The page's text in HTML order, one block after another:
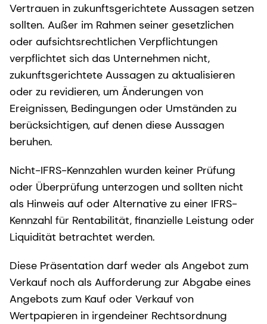
Vertrauen in zukunftsgerichtete Aussagen setzen
sollten. Außer im Rahmen seiner gesetzlichen
oder aufsichtsrechtlichen Verpflichtungen
verpflichtet sich das Unternehmen nicht,
zukunftsgerichtete Aussagen zu aktualisieren
oder zu revidieren, um Änderungen von
Ereignissen, Bedingungen oder Umständen zu
berücksichtigen, auf denen diese Aussagen
beruhen.
Nicht-IFRS-Kennzahlen wurden keiner Prüfung
oder Überprüfung unterzogen und sollten nicht
als Hinweis auf oder Alternative zu einer IFRS-
Kennzahl für Rentabilität, finanzielle Leistung oder
Liquidität betrachtet werden.
Diese Präsentation darf weder als Angebot zum
Verkauf noch als Aufforderung zur Abgabe eines
Angebots zum Kauf oder Verkauf von
Wertpapieren in irgendeiner Rechtsordnung